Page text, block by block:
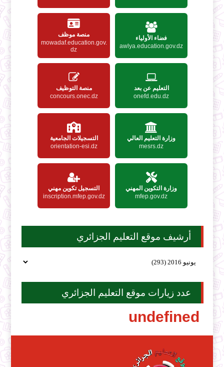
فضاء الأولياء
awlya.education.gov.dz
منصة موظف
mowadaf.education.gov.
dz
التعليم عن بعد
onefd.edu.dz
منصة التوظيف
concours.onec.dz
وزارة التعليم العالي
mesrs.dz
التسجيلات الجامعية
orientation-esi.dz
وزارة التكوين المهني
mfep.gov.dz
التسجيل تكوين مهني
inscription.mfep.gov.dz
أرشيف موقع التعليم الجزائري
عدد زيارات موقع التعليم الجزائري
undefined